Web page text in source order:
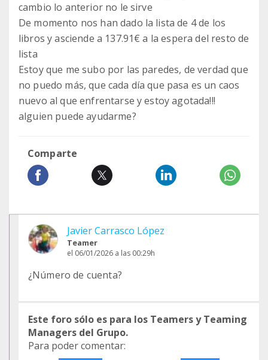
cambio lo anterior no le sirve
De momento nos han dado la lista de 4 de los
libros y asciende a 137.91€ a la espera del resto de
lista
Estoy que me subo por las paredes, de verdad que
no puedo más, que cada día que pasa es un caos
nuevo al que enfrentarse y estoy agotada!!!
alguien puede ayudarme?
Comparte
Javier Carrasco López
Teamer
el 06/01/2026 a las 00:29h
¿Número de cuenta?
Este foro sólo es para los Teamers y Teaming
Managers del Grupo.
Para poder comentar: